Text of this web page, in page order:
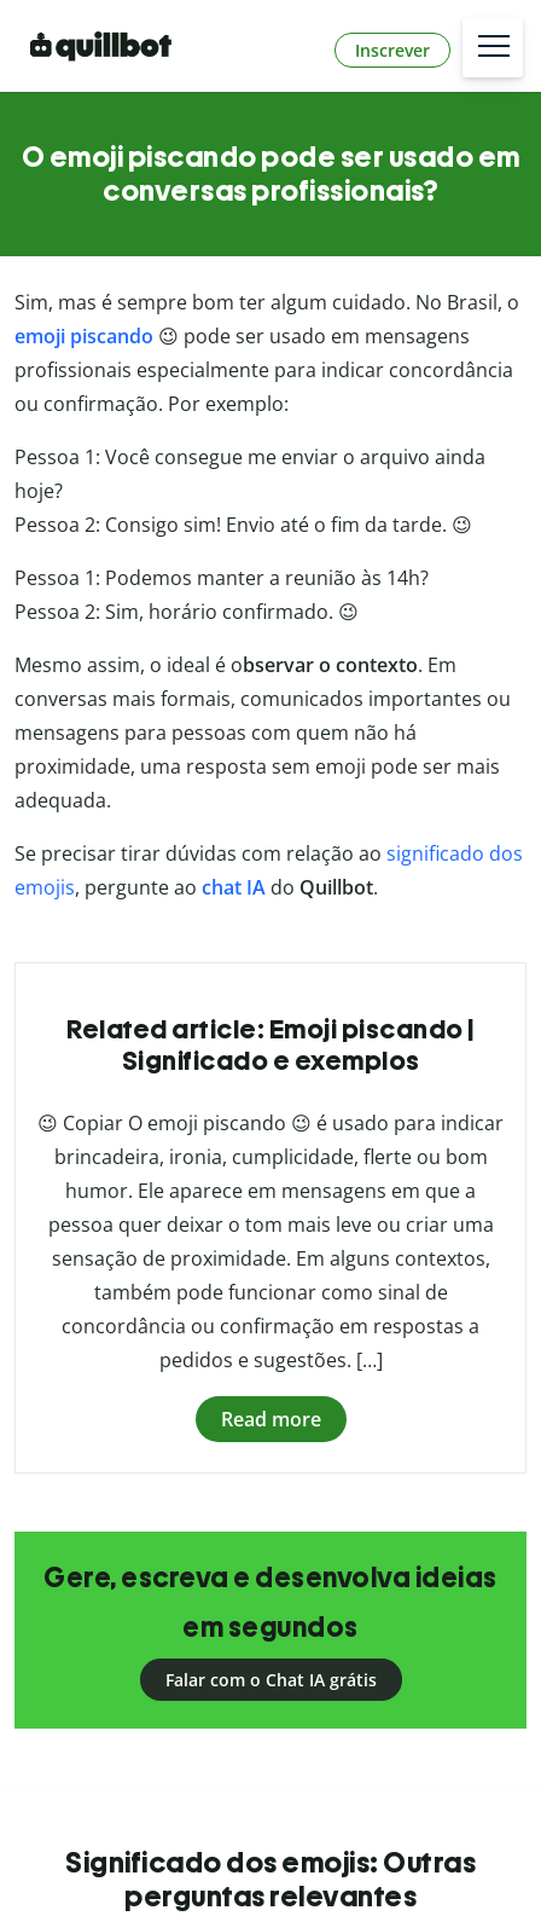
Inscrever
O emoji piscando pode ser usado em
conversas profissionais?
Sim, mas é sempre bom ter algum cuidado. No Brasil, o
emoji piscando 😉 pode ser usado em mensagens
profissionais especialmente para indicar concordância
ou confirmação. Por exemplo:
Pessoa 1: Você consegue me enviar o arquivo ainda
hoje?
Pessoa 2: Consigo sim! Envio até o fim da tarde. 😉
Pessoa 1: Podemos manter a reunião às 14h?
Pessoa 2: Sim, horário confirmado. 😉
Mesmo assim, o ideal é observar o contexto. Em
conversas mais formais, comunicados importantes ou
mensagens para pessoas com quem não há
proximidade, uma resposta sem emoji pode ser mais
adequada.
Se precisar tirar dúvidas com relação ao significado dos
emojis, pergunte ao chat IA do Quillbot.
Related article: Emoji piscando |
Significado e exemplos
😉 Copiar O emoji piscando 😉 é usado para indicar
brincadeira, ironia, cumplicidade, flerte ou bom
humor. Ele aparece em mensagens em que a
pessoa quer deixar o tom mais leve ou criar uma
sensação de proximidade. Em alguns contextos,
também pode funcionar como sinal de
concordância ou confirmação em respostas a
pedidos e sugestões. […]
Read more
Gere, escreva e desenvolva ideias
em segundos
Falar com o Chat IA grátis
Significado dos emojis: Outras
perguntas relevantes